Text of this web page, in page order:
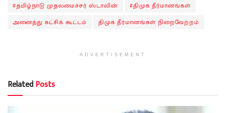
#தமிழ்நாடு முதலமைச்சர் ஸ்டாலின்
#திமுக தீர்மானங்கள்
அனைத்து கட்சிக் கூட்டம்
திமுக தீர்மானங்கள் நிறைவேற்றம்
ADVERTISEMENT
RelatedPosts